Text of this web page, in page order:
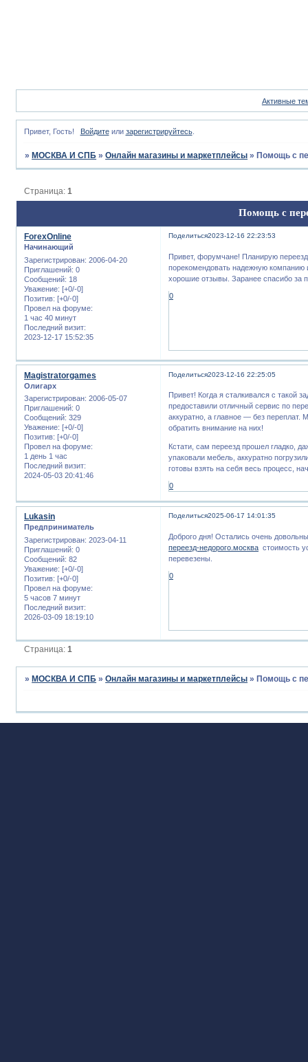
Активные
Привет, Гость! Войдитеили зарегистрируйтесь.
» МОСКВА И СПБ »Онлайн магазины и маркетплейсы » Помощь с
Помощь с
Страница:1
Поделиться2023-12-16 22:23:53
ForexOnline
Начинающий
Зарегистрирован: 2006-04-20
Приглашений: 0
Сообщений: 18
Уважение: [+0/-0]
Позитив: [+0/-0]
Провел на форуме:
1 час 40 минут
Последний визит:
2023-12-17 15:52:35
Привет, форумчане! Планирую
порекомендовать надежную компанию
хорошие отзывы. Заранее спасибо за
0
Поделиться2023-12-16 22:25:05
Magistratorgames
Олигарх
Зарегистрирован: 2006-05-07
Приглашений: 0
Сообщений: 329
Уважение: [+0/-0]
Позитив: [+0/-0]
Провел на форуме:
1 день 1 час
Последний визит:
2024-05-03 20:41:46
Привет! Когда я сталкивался с
предоставили отличный сервис по
аккуратно, а главное — без
обратить внимание на них!
Кстати, сам переезд прошел гладко,
упаковали мебель, аккуратно
готовы взять на себя весь процесс,
0
Поделиться2025-06-17 14:01:35
Lukasin
Предприниматель
Зарегистрирован: 2023-04-11
Приглашений: 0
Сообщений: 82
Уважение: [+0/-0]
Позитив: [+0/-0]
Провел на форуме:
5 часов 7 минут
Последний визит:
2026-03-09 18:19:10
Доброго дня! Остались очень
переезд-недорого.москва стоимость
перевезены.
0
Страница:1
» МОСКВА И СПБ »Онлайн магазины и маркетплейсы » Помощь с